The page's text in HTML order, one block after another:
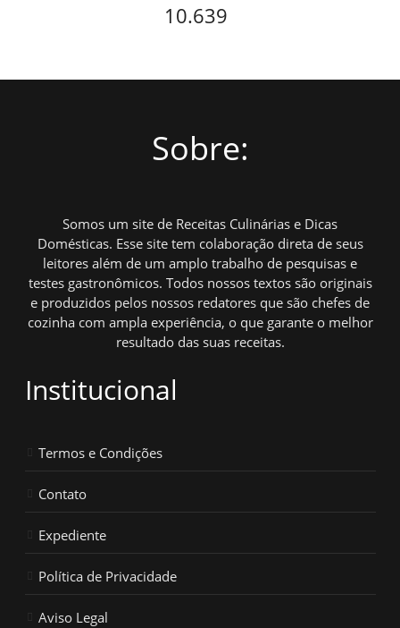
10.639
Sobre:
Somos um site de Receitas Culinárias e Dicas
Domésticas. Esse site tem colaboração direta de seus
leitores além de um amplo trabalho de pesquisas e
testes gastronômicos. Todos nossos textos são originais
e produzidos pelos nossos redatores que são chefes de
cozinha com ampla experiência, o que garante o melhor
resultado das suas receitas.
Institucional
Termos e Condições
Contato
Expediente
Política de Privacidade
Aviso Legal